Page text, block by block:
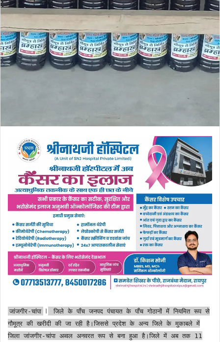
जांजगीर-चांपा ।
जिले के पॉंच जनपद पंचायत के पॉंच गोठानों में नियमित रूप से
गौमूत्र की खरीदी की जा रही है।जिससे प्रदेश के अन्य जिले के मुकाबले में
जिला जांजगीर-चांपा अव्वल अनवरत रूप से बना हुआ है।जिले में अब तक 11